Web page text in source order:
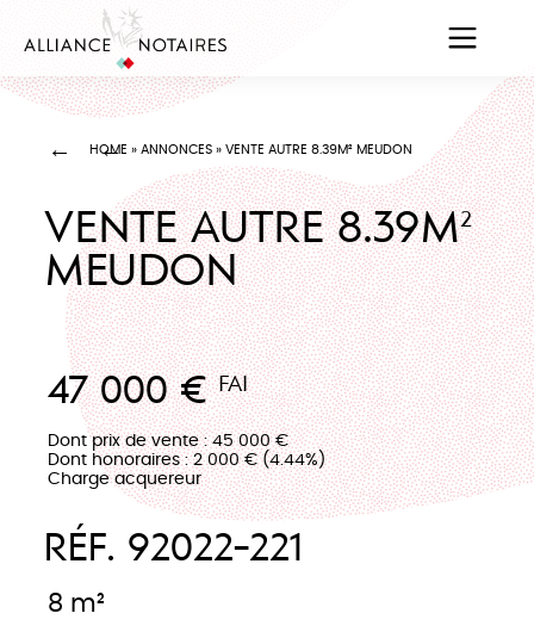
HOME » ANNONCES » VENTE AUTRE 8.39M² MEUDON
VENTE AUTRE 8.39M²
MEUDON
RÉF. 92022-221
8 m²
47 000 €FAI
Dont prix de vente : 45 000 €
Dont honoraires : 2 000 € (4.44%)
Charge acquereur